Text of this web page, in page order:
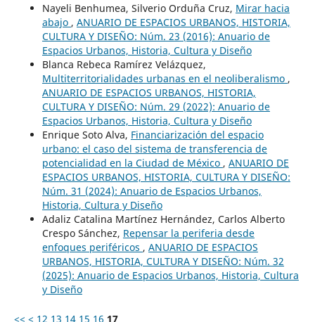
Nayeli Benhumea, Silverio Orduña Cruz, Mirar hacia
abajo , ANUARIO DE ESPACIOS URBANOS, HISTORIA,
CULTURA Y DISEÑO: Núm. 23 (2016): Anuario de
Espacios Urbanos, Historia, Cultura y Diseño
Blanca Rebeca Ramírez Velázquez,
Multiterritorialidades urbanas en el neoliberalismo ,
ANUARIO DE ESPACIOS URBANOS, HISTORIA,
CULTURA Y DISEÑO: Núm. 29 (2022): Anuario de
Espacios Urbanos, Historia, Cultura y Diseño
Enrique Soto Alva, Financiarización del espacio
urbano: el caso del sistema de transferencia de
potencialidad en la Ciudad de México , ANUARIO DE
ESPACIOS URBANOS, HISTORIA, CULTURA Y DISEÑO:
Núm. 31 (2024): Anuario de Espacios Urbanos,
Historia, Cultura y Diseño
Adaliz Catalina Martínez Hernández, Carlos Alberto
Crespo Sánchez, Repensar la periferia desde
enfoques periféricos , ANUARIO DE ESPACIOS
URBANOS, HISTORIA, CULTURA Y DISEÑO: Núm. 32
(2025): Anuario de Espacios Urbanos, Historia, Cultura
y Diseño
<< < 12 13 14 15 16 17